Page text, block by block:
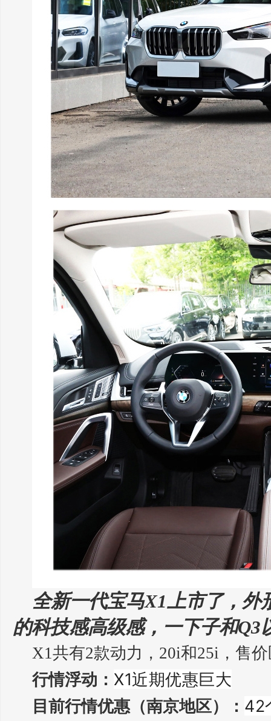
全新一代宝马X1上市了，外
的科技感高级感，一下子和Q3
X1共有2款动力，20i和25i，售
行情浮动： X1近期优惠巨大
目前行情优惠（南京地区）： 42